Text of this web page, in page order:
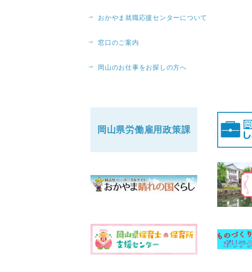
おかやま就職応援センターについて
窓口のご案内
岡山のお仕事をお探しの方へ
岡山県労働雇用政策課